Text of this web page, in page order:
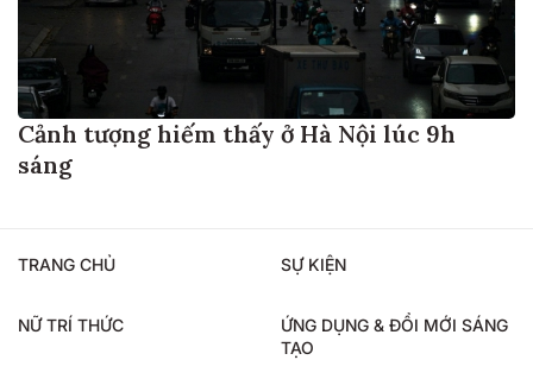
Cảnh tượng hiếm thấy ở Hà Nội lúc 9h
sáng
TRANG CHỦ SỰ KIỆN
NỮ TRÍ THỨC
ỨNG DỤNG & ĐỔI MỚI SÁNG
TẠO